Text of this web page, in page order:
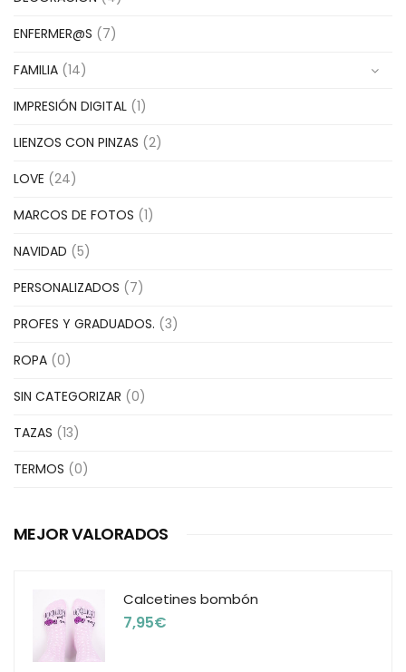
ENFERMER@S (7)
FAMILIA (14)
IMPRESIÓN DIGITAL (1)
LIENZOS CON PINZAS (2)
LOVE (24)
MARCOS DE FOTOS (1)
NAVIDAD (5)
PERSONALIZADOS (7)
PROFES Y GRADUADOS. (3)
ROPA (0)
SIN CATEGORIZAR (0)
TAZAS (13)
TERMOS (0)
MEJOR VALORADOS
Calcetines bombón
7,95€